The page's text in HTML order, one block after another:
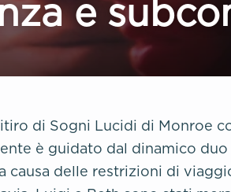
e
di Sogni Lucidi di Monroe
è guidato dal dinamico duo
causa delle restrizioni di